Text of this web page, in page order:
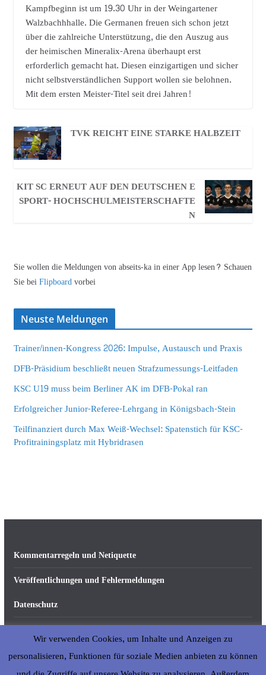
Kampfbeginn ist um 19.30 Uhr in der Weingartener
Walzbachhhalle. Die Germanen freuen sich schon jetzt
über die zahlreiche Unterstützung, die den Auszug aus
der heimischen Mineralix-Arena überhaupt erst
erforderlich gemacht hat. Diesen einzigartigen und sicher
nicht selbstverständlichen Support wollen sie belohnen.
Mit dem ersten Meister-Titel seit drei Jahren!
TVK REICHT EINE STARKE HALBZEIT
KIT SC ERNEUT AUF DEN DEUTSCHEN E
SPORT- HOCHSCHULMEISTERSCHAFTE
N
Sie wollen die Meldungen von abseits-ka in einer App lesen? Schauen
Sie beiFlipboardvorbei
Neuste Meldungen
Trainer/innen-Kongress 2026: Impulse, Austausch und Praxis
DFB-Präsidium beschließt neuen Strafzumessungs-Leitfaden
KSC U19 muss beim Berliner AK im DFB-Pokal ran
Erfolgreicher Junior-Referee-Lehrgang in Königsbach-Stein
Teilfinanziert durch Max Weiß-Wechsel: Spatenstich für KSC-
Profitrainingsplatz mit Hybridrasen
Kommentarregeln und Netiquette
Veröffentlichungen und Fehlermeldungen
Datenschutz
Impressum
Über abseits-ka.de
Wir verwenden Cookies, um Inhalte und Anzeigen zu
personalisieren, Funktionen für soziale Medien anbieten zu können